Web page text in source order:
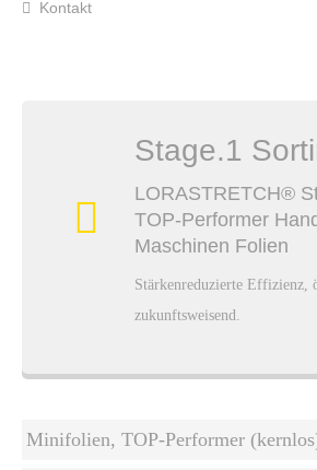
Kontakt
Stage.1
LORASTRETCH®
TOP-Performer
Maschinen Folien
Stärkenreduzierte Effizienz,
zukunftsweisend.
Minifolien, TOP-Performer